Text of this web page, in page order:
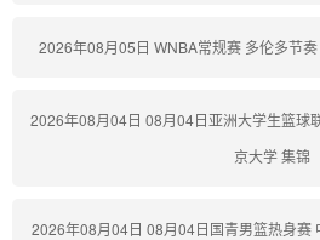
2026年08月05日 WNBA常规赛 多伦多节
2026年08月04日 08月04日亚洲大学生篮球
京大学 集锦
2026年08月04日 08月04日国青男篮热身赛